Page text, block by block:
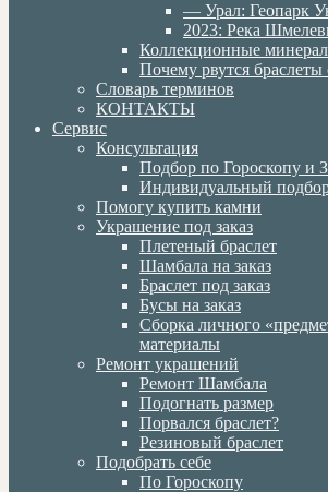
— Урал: Геопарк
2023: Река
Коллекционные
Почему рвутся
Словарь терминов
КОНТАКТЫ
Сервис
Консультация
Подбор по Гороскопу и
Индивидуальный
Помогу купить камни
Украшение под заказ
Плетеный браслет
Шамбала на заказ
Браслет под заказ
Бусы на заказ
Сборка личного
материалы
Ремонт украшений
Ремонт Шамбала
Подогнать размер
Порвался браслет?
Резиновый браслет
Подобрать себе
По Гороскопу